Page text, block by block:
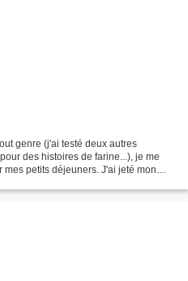
genre (j'ai testé deux autres
des histoires de farine...), je me
petits déjeuners. J'ai jeté mon